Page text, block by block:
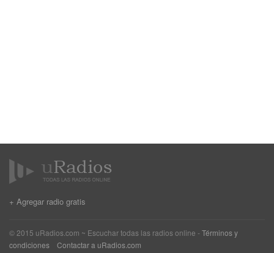
+ Agregar radio gratis
© 2015 uRadios.com ~ Escuchar todas las radios online - Términos y
condiciones
Contactar a uRadios.com